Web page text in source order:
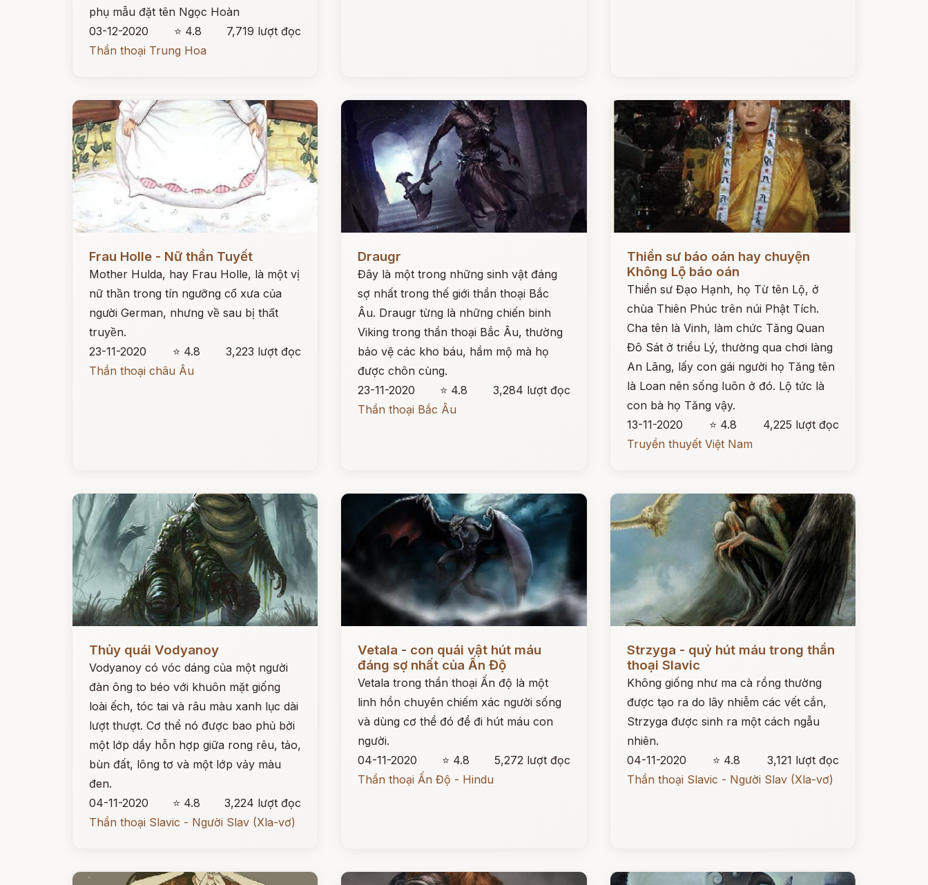
phụ mẫu đặt tên Ngọc Hoàn
03-12-2020
⭐ 4.8
7,719 lượt đọc
Thần thoại Trung Hoa
Frau Holle - Nữ thần Tuyết
Mother Hulda, hay Frau Holle, là một vị
nữ thần trong tín ngưỡng cổ xưa của
người German, nhưng về sau bị thất
truyền.
23-11-2020
⭐ 4.8
3,223 lượt đọc
Thần thoại châu Âu
Draugr
Đây là một trong những sinh vật đáng
sợ nhất trong thế giới thần thoại Bắc
Âu. Draugr từng là những chiến binh
Viking trong thần thoại Bắc Âu, thường
bảo vệ các kho báu, hầm mộ mà họ
được chôn cùng.
23-11-2020
⭐ 4.8
3,284 lượt đọc
Thần thoại Bắc Âu
Đọc ngay
Thiền sư báo oán hay chuyện
Không Lộ báo oán
Thiền sư Đạo Hạnh, họ Từ tên Lộ, ở
chùa Thiên Phúc trên núi Phật Tích.
Cha tên là Vinh, làm chức Tăng Quan
Đô Sát ở triều Lý, thường qua chơi làng
An Lãng, lấy con gái người họ Tăng tên
là Loan nên sống luôn ở đó. Lộ tức là
con bà họ Tăng vậy.
13-11-2020
⭐ 4.8
4,225 lượt đọc
Truyền thuyết Việt Nam
Thủy quái Vodyanoy
Vodyanoy có vóc dáng của một người
đàn ông to béo với khuôn mặt giống
loài ếch, tóc tai và râu màu xanh lục dài
lượt thượt. Cơ thể nó được bao phủ bởi
một lớp dầy hỗn hợp giữa rong rêu, tảo,
bùn đất, lông tơ và một lớp vảy màu
đen.
04-11-2020
⭐ 4.8
3,224 lượt đọc
Thần thoại Slavic - Người Slav (Xla-vơ)
Vetala - con quái vật hút máu
đáng sợ nhất của Ấn Độ
Vetala trong thần thoại Ấn độ là một
linh hồn chuyên chiếm xác người sống
và dùng cơ thể đó để đi hút máu con
người.
04-11-2020
⭐ 4.8
5,272 lượt đọc
Thần thoại Ấn Độ - Hindu
Strzyga - quỷ hút máu trong thần
thoại Slavic
Không giống như ma cà rồng thường
được tạo ra do lây nhiễm các vết cắn,
Strzyga được sinh ra một cách ngẫu
nhiên.
04-11-2020
⭐ 4.8
3,121 lượt đọc
Thần thoại Slavic - Người Slav (Xla-vơ)